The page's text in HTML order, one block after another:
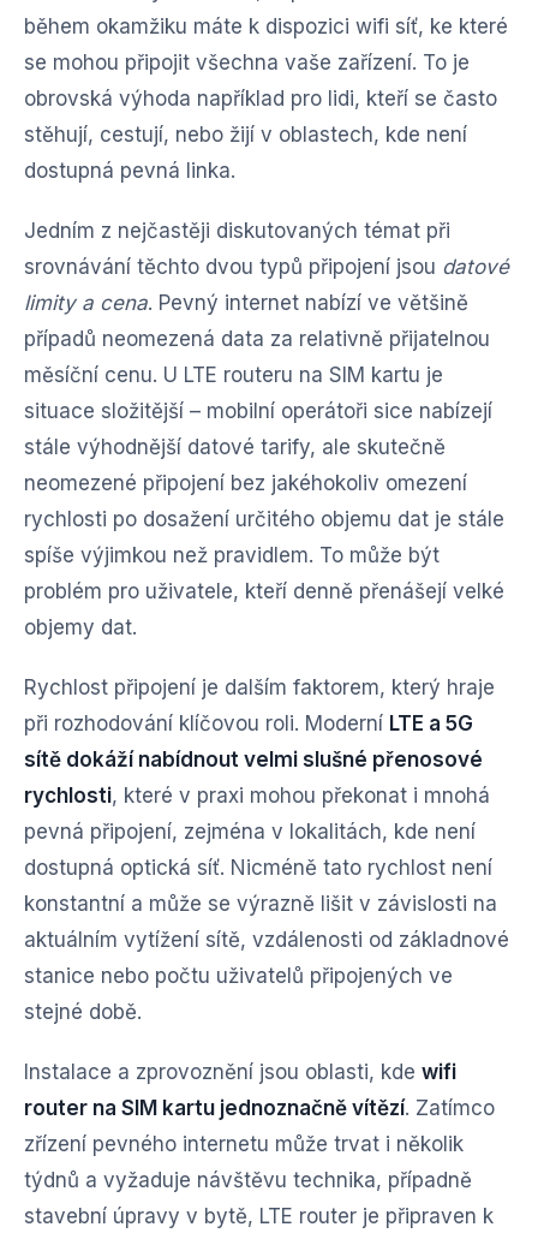
během okamžiku máte k dispozici wifi síť, ke které
se mohou připojit všechna vaše zařízení. To je
obrovská výhoda například pro lidi, kteří se často
stěhují, cestují, nebo žijí v oblastech, kde není
dostupná pevná linka.
Jedním z nejčastěji diskutovaných témat při
srovnávání těchto dvou typů připojení jsou datové
limity a cena. Pevný internet nabízí ve většině
případů neomezená data za relativně přijatelnou
měsíční cenu. U LTE routeru na SIM kartu je
situace složitější – mobilní operátoři sice nabízejí
stále výhodnější datové tarify, ale skutečně
neomezené připojení bez jakéhokoliv omezení
rychlosti po dosažení určitého objemu dat je stále
spíše výjimkou než pravidlem. To může být
problém pro uživatele, kteří denně přenášejí velké
objemy dat.
Rychlost připojení je dalším faktorem, který hraje
při rozhodování klíčovou roli. Moderní LTE a 5G
sítě dokáží nabídnout velmi slušné přenosové
rychlosti, které v praxi mohou překonat i mnohá
pevná připojení, zejména v lokalitách, kde není
dostupná optická síť. Nicméně tato rychlost není
konstantní a může se výrazně lišit v závislosti na
aktuálním vytížení sítě, vzdálenosti od základnové
stanice nebo počtu uživatelů připojených ve
stejné době.
Instalace a zprovoznění jsou oblasti, kde wifi
router na SIM kartu jednoznačně vítězí. Zatímco
zřízení pevného internetu může trvat i několik
týdnů a vyžaduje návštěvu technika, případně
stavební úpravy v bytě, LTE router je připraven k